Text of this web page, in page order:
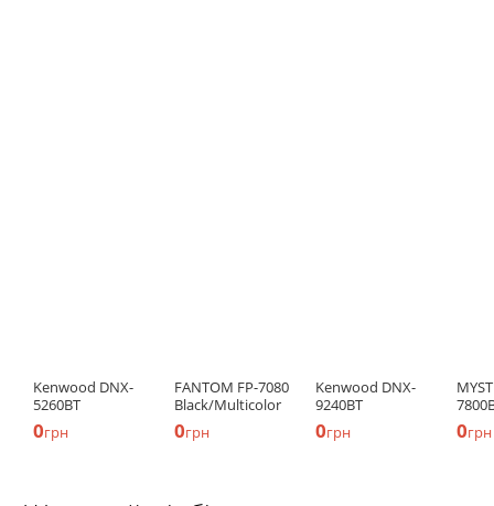
Kenwood DNX-
5260BT
0грн
FANTOM FP-7080
Black/Multicolor
0грн
Kenwood DNX-
9240BT
0грн 0грн